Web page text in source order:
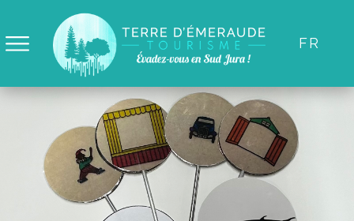
FR
Panneau de gestion des cookies